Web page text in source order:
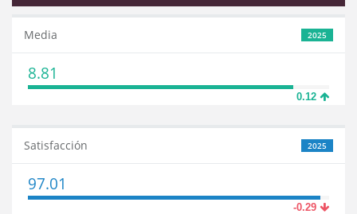
2025
Media
8.81
0.12
2025
Satisfacción
97.01
-0.29